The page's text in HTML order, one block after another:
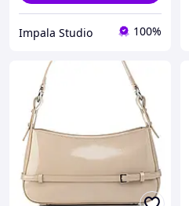
Impala Studio 100%